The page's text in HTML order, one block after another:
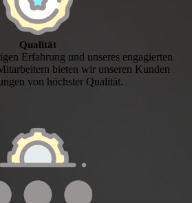
Qualität
Erfahrung und unseres engagierten
bieten wir unseren Kunden
von höchster Qualität.